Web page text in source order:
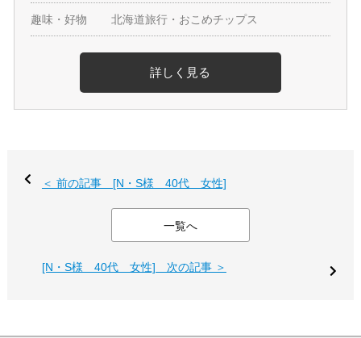
趣味・好物 北海道旅行・おこめチップス
詳しく見る
＜ 前の記事 [N・S様 40代 女性]
一覧へ
[N・S様 40代 女性] 次の記事 ＞